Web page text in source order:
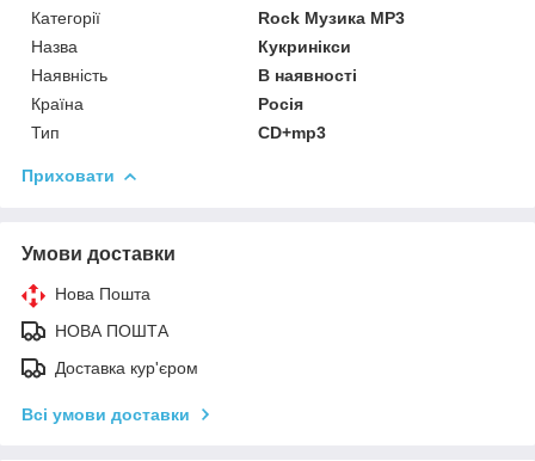
Категорії
Rock Музика MP3
Назва
Кукринікси
Наявність
В наявності
Країна
Росія
Тип
CD+mp3
Приховати
Умови доставки
Нова Пошта
НОВА ПОШТА
Доставка кур'єром
Всі умови доставки